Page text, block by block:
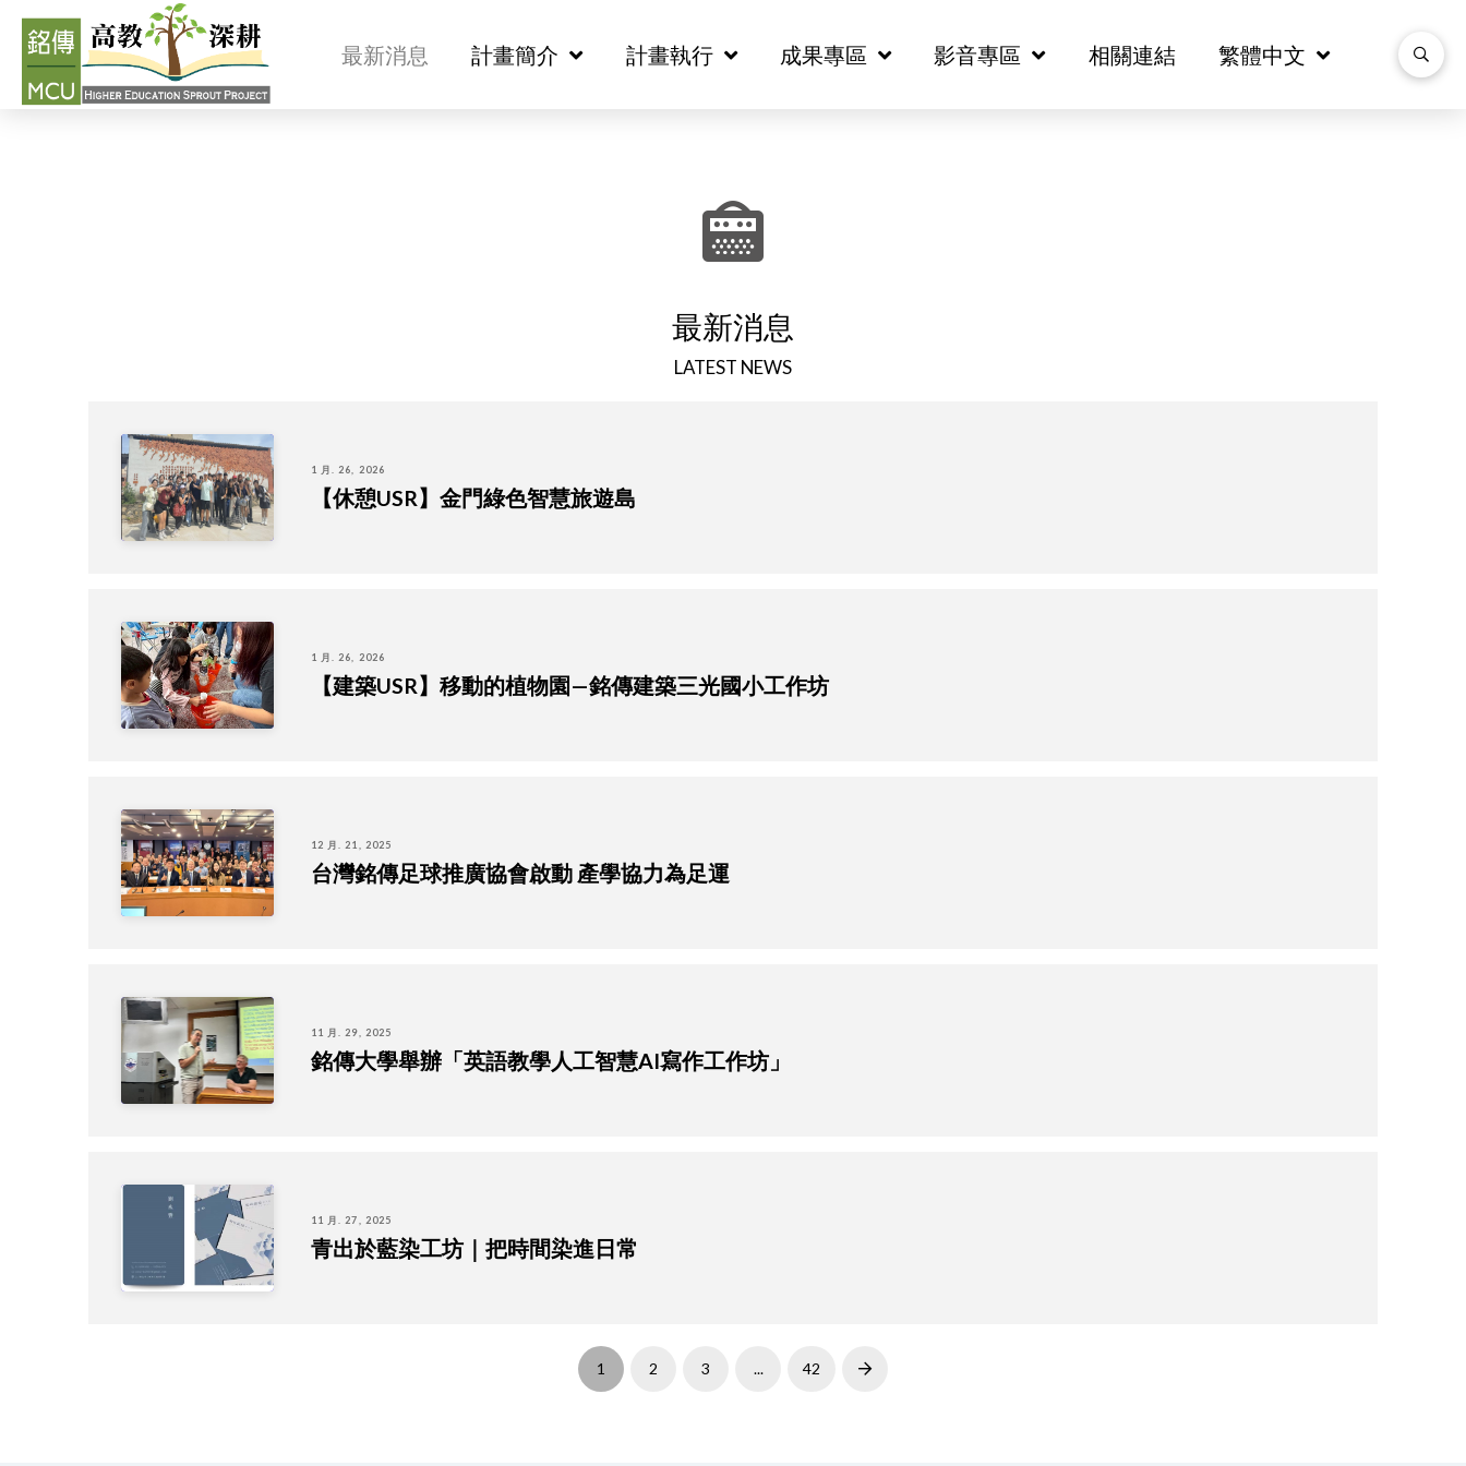
最新消息 計畫簡介 計畫執行 成果專區 影音專區 相關連結 繁體中文
最新消息 計畫簡介 計畫執行 成果專區 影音專區 相關連結 繁體中文
最新消息
LATEST NEWS
1 月. 26, 2026
【休憩USR】金門綠色智慧旅遊島
1 月. 26, 2026
【建築USR】移動的植物園—銘傳建築三光國小工作坊
12 月. 21, 2025
台灣銘傳足球推廣協會啟動 產學協力為足運
11 月. 29, 2025
銘傳大學舉辦「英語教學人工智慧AI寫作工作坊」
11 月. 27, 2025
青出於藍染工坊｜把時間染進日常
1 2 3 ... 42 Next